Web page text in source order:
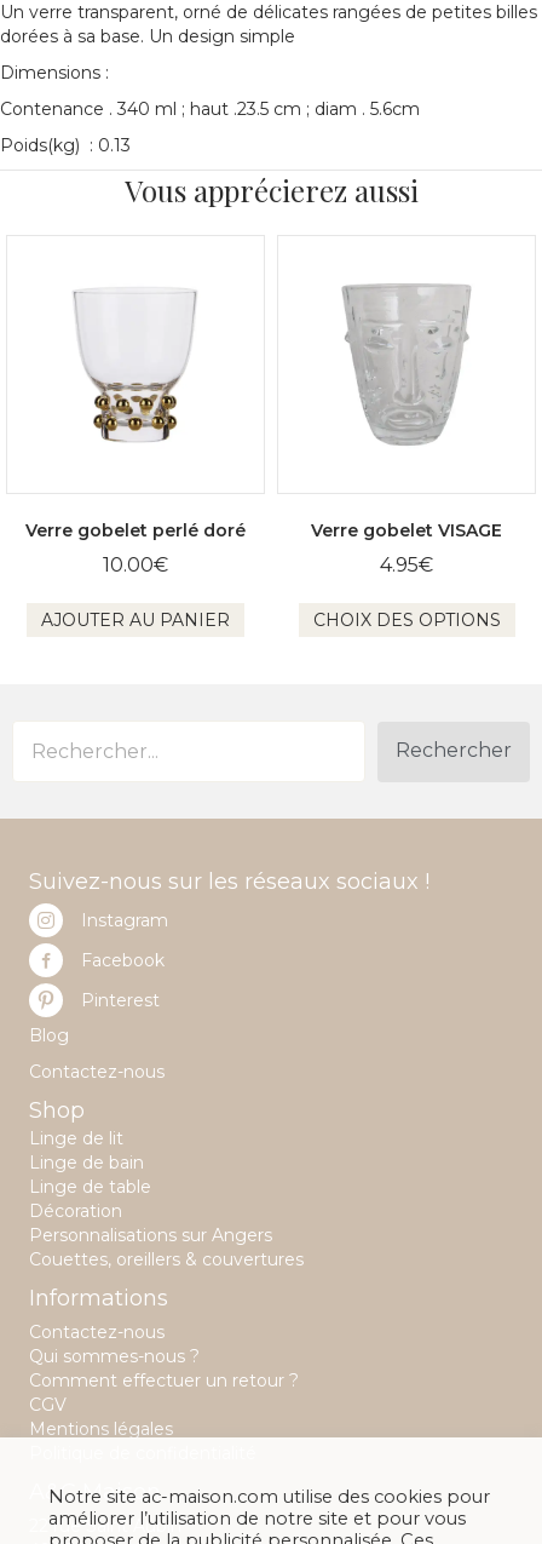
Un verre transparent, orné de délicates rangées de petites billes
dorées à sa base. Un design simple
Dimensions :
Contenance . 340 ml ; haut .23.5 cm ; diam . 5.6cm
Poids(kg) : 0.13
Vous apprécierez aussi
Verre gobelet perlé doré
10.00€
AJOUTER AU PANIER
Verre gobelet VISAGE
4.95€
CHOIX DES OPTIONS
Rechercher
Suivez-nous sur les réseaux sociaux !
Instagram
Facebook
Pinterest
Blog
Contactez-nous
Shop
Linge de lit
Linge de bain
Linge de table
Décoration
Personnalisations sur Angers
Couettes, oreillers & couvertures
Informations
Contactez-nous
Qui sommes-nous ?
Comment effectuer un retour ?
CGV
Mentions légales
A&C Maison
22 rue Saint Aubin
Notre site ac-maison.com utilise des cookies pour
améliorer l’utilisation de notre site et pour vous